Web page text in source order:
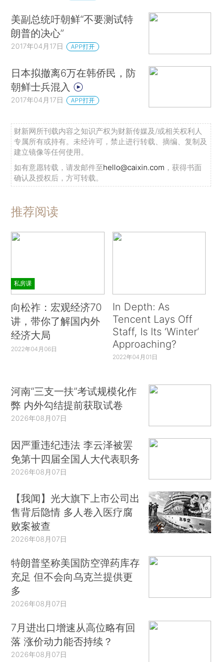
美副总统吁朝鲜“不要测试特
朗普的决心”
2017年04月17日 APP打开
日本拟撤离6万在韩侨民，防
朝鲜士兵混入
2017年04月17日 APP打开
财新网所刊载内容之知识产权为财新传媒及/或相关权利人
专属所有或持有。未经许可，禁止进行转载、摘编、复制及
建立镜像等任何使用。
如有意愿转载，请发邮件至hello@caixin.com ，获得书面
确认及授权后，方可转载。
推荐阅读
私房课
向松祚：宏观经济70
讲，带你了解国内外
经济大局
2022年04月06日
In Depth: As
Tencent Lays Off
Staff, Is Its ‘Winter’
Approaching?
2022年04月01日
河南“三支一扶”考试规模化作
弊 内外勾结提前获取试卷
2026年08月07日
因严重违纪违法 李云泽被罢
免第十四届全国人大代表职务
2026年08月07日
【我闻】光大旗下上市公司出
售背后隐情 多人卷入医疗腐
败案被查
2026年08月07日
特朗普坚称美国防空弹药库存
充足 但不会向乌克兰提供更
多
2026年08月07日
7月进出口增速从高位略有回
落 涨价动力能否持续？
2026年08月07日